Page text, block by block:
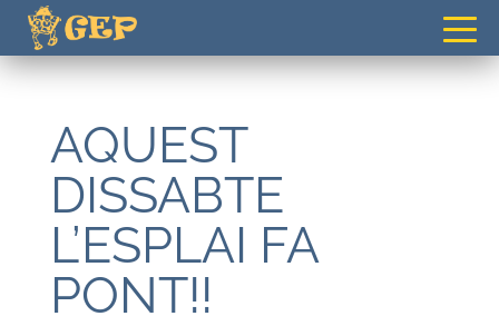
AQUEST
DISSABTE
L’ESPLAI FA
PONT!!